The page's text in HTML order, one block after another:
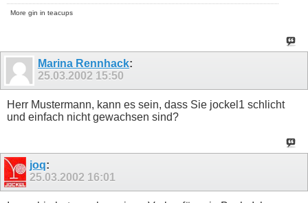
More gin in teacups
Marina Rennhack:
25.03.2002 15:50
Herr Mustermann, kann es sein, dass Sie jockel1 schlicht
und einfach nicht gewachsen sind?
joq:
25.03.2002 16:01